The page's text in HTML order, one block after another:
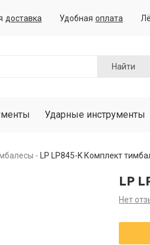
доставка Удобная оплата
Найти
Ударные инструменты
LP LP845-K Комплект
LP
Нет